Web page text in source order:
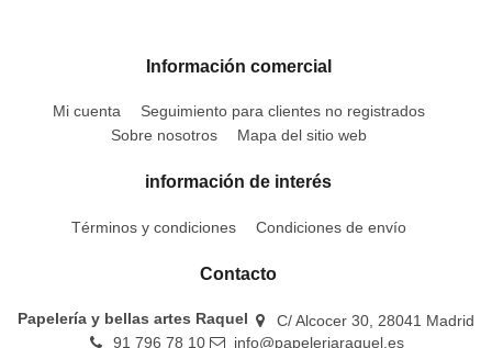
Información comercial
Mi cuenta
Seguimiento para clientes no registrados
Sobre nosotros
Mapa del sitio web
información de interés
Términos y condiciones Condiciones de envío
Contacto
Papelería y bellas artes Raquel
C/ Alcocer 30, 28041 Madrid
91 796 78 10
info@papeleriaraquel.es